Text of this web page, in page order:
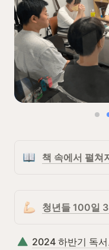
책 속에서 펼쳐
청년들 100일
2024 하반기 독